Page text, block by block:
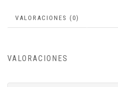
VALORACIONES (0)
VALORACIONES